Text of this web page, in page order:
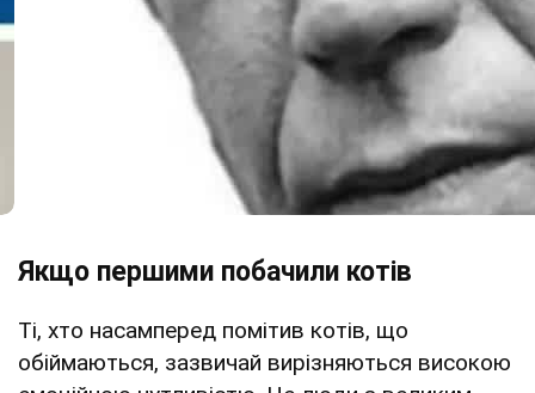
Якщо першими побачили котів
Ті, хто насамперед помітив котів, що
обіймаються, зазвичай вирізняються високою